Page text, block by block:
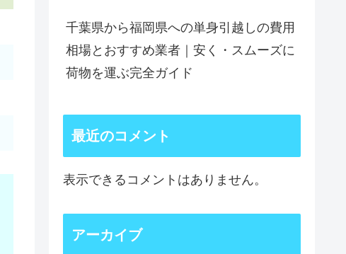
千葉県から福岡県への単身引越しの費用
相場とおすすめ業者｜安く・スムーズに
荷物を運ぶ完全ガイド
最近のコメント
表示できるコメントはありません。
アーカイブ